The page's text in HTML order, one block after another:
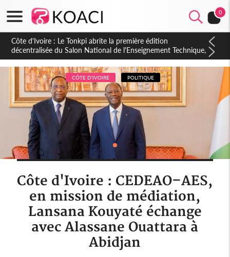
0
Côte d'Ivoire : PPA-CI, Gbagbo délègue une partie de ses
prérogatives de président à 05 cadres, vers sa retraite
politique ?
CÔTE D'IVOIRE POLITIQUE
Côte d'Ivoire : CEDEAO–AES,
en mission de médiation,
Lansana Kouyaté échange
avec Alassane Ouattara à
Abidjan